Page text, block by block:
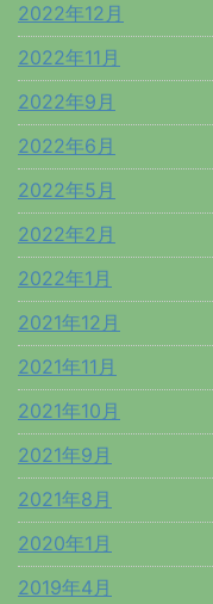
2022年12月
2022年11月
2022年9月
2022年6月
2022年5月
2022年2月
2022年1月
2021年12月
2021年11月
2021年10月
2021年9月
2021年8月
2020年1月
2019年4月